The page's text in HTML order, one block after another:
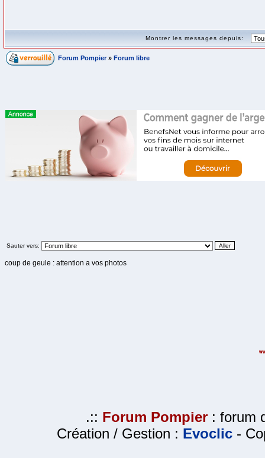
Montrer les messages depuis:
Forum Pompier » Forum libre
Sauter vers:
coup de geule : attention a vos photos
.:: Forum Pompier : forum
Création / Gestion : Evoclic -